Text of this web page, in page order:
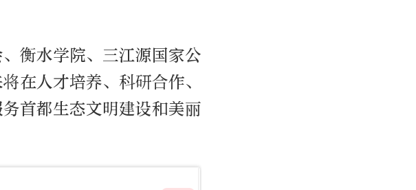
衡水学院、三江源国家公
在人才培养、科研合作、
首都生态文明建设和美丽